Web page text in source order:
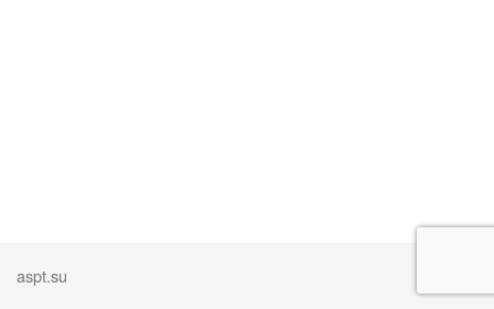
aspt.su